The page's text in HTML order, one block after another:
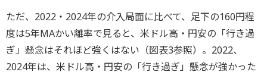
ただ、2022・2024年の介入局面に比べて、足下の160円程
度は5年MAかい離率で見ると、米ドル高・円安の「行き過
ぎ」懸念はそれほど強くはない（図表3参照）。2022、
2024年は、米ドル高・円安の「行き過ぎ」懸念が強かった